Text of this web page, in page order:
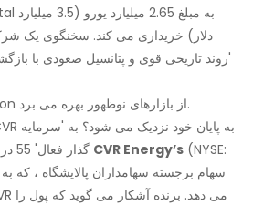
دلار) خریداری می کند. سخنگوی یک
'روند تاریخی قوی و پتانسیل صعودی با
Coor Molson از بازارهای نوظهور بهره می برد.
CVR Energy’s (NYSE: